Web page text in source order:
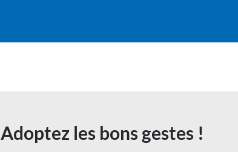
Adoptez les bons gestes !